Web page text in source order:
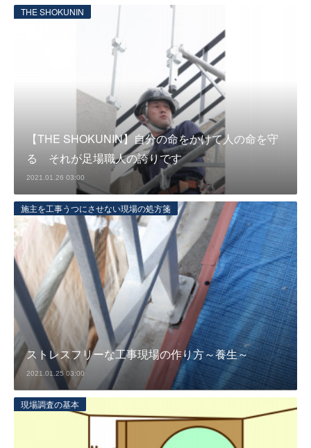
THE SHOKUNIN
【THE SHOKUNIN】自分の命をかけて人の命を守
る それが足場職人の誇りです
2021.01.26 03:00
施主を工事うつにさせない現場の処方箋
ストレスフリーな工事現場の作り方～養生～
2021.01.25 03:00
現場調査の基本